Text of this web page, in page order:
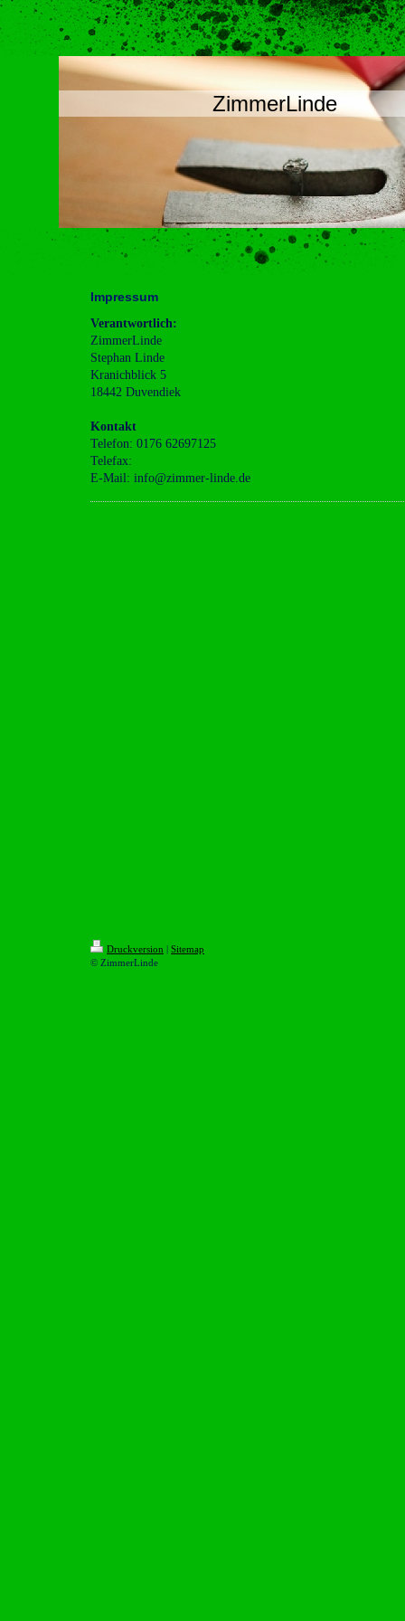
ZimmerLinde
Impressum
Verantwortlich:
ZimmerLinde
Stephan Linde
Kranichblick 5
18442 Duvendiek
Kontakt
Telefon: 0176 62697125
Telefax:
E-Mail: info@zimmer-linde.de
Druckversion | Sitemap
© ZimmerLinde